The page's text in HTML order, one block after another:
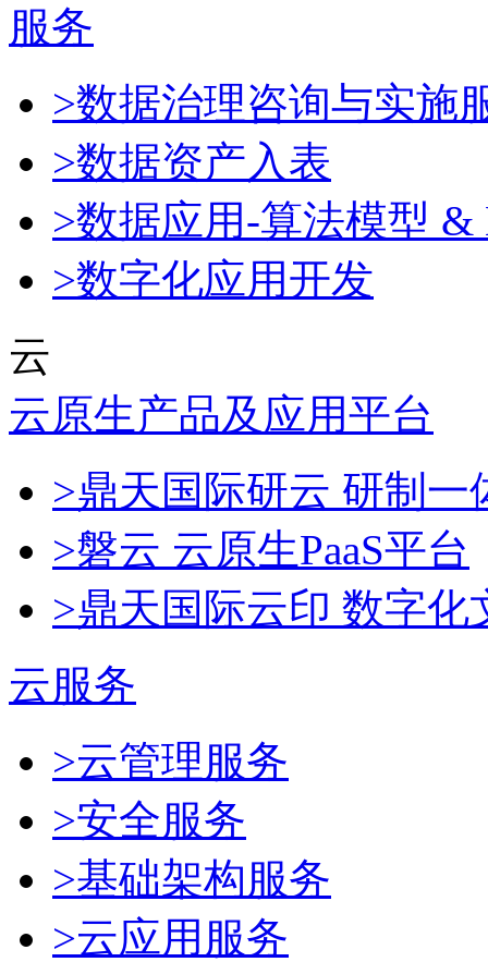
服务
>数据治理咨询与实施
>数据资产入表
>数据应用-算法模型 &
>数字化应用开发
云
云原生产品及应用平台
>鼎天国际研云 研制
>磐云 云原生PaaS平台
>鼎天国际云印 数字化
云服务
>云管理服务
>安全服务
>基础架构服务
>云应用服务